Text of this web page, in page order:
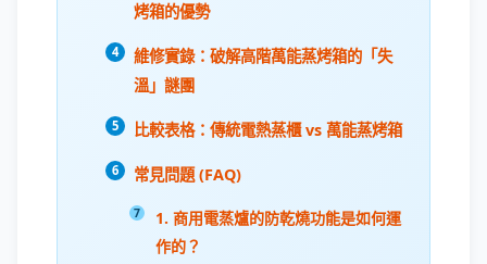
烤箱的優勢
維修實錄：破解高階萬能蒸烤箱的「失
溫」謎團
比較表格：傳統電熱蒸櫃 vs 萬能蒸烤箱
常見問題 (FAQ)
1. 商用電蒸爐的防乾燒功能是如何運
作的？